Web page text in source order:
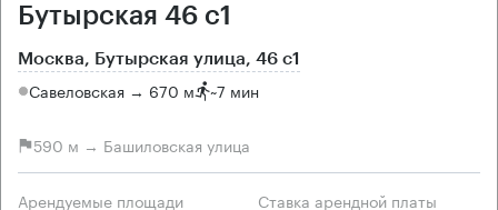
Бутырская 46 с1
Москва, Бутырская улица, 46 с1
Савеловская → 670 м ~7 мин
590 м → Башиловская улица
Арендуемые площади Ставка арендной платы